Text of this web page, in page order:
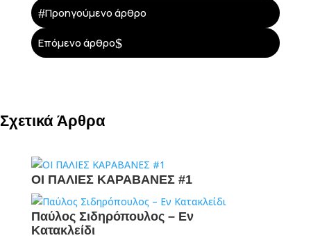
#Προηγούμενο άρθρο
Επόμενο άρθρο$
Σχετικά Άρθρα
ΟΙ ΠΑΛΙΕΣ ΚΑΡΑΒΑΝΕΣ #1
Παύλος Σιδηρόπουλος – Εν
Κατακλείδι